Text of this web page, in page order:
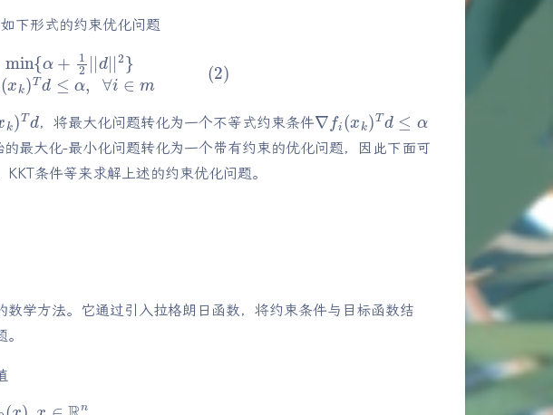
下形式的约束优化问题
{α+12 || d||2}s.t. d≤
d
，将最大化问题转化为一个不等式约束条件
∇ fi (x )Td≤
最大化-最小化问题转化为一个带有约束的优化问题，因此下面可
条件等来求解上述的约束优化问题。
学方法。它通过引入拉格朗日函数，将约束条件与目标函数结